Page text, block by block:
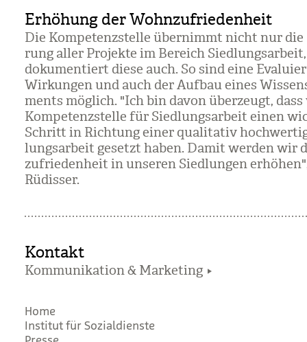
Erhöhung der Wohnzufriedenheit
Die Kom­pe­tenz­stelle über­nimmt nicht nur
rung aller Pro­jekte im Bereich
doku­men­tiert diese auch. So sind eine
Wir­kun­gen und auch der Auf­bau eines
ments mög­lich. "Ich bin davon über­zeugt,
Kom­pe­tenz­stelle für Sied­lungs­ar­beit einen
Schritt in Rich­tung einer qua­li­ta­tiv
lungs­ar­beit gesetzt haben. Damit wer­den wir
zu­frie­den­heit in unse­ren Sied­lun­gen
Rüdis­ser.
Kontakt
Kommunikation & Marketing
Home
Institut für Sozialdienste